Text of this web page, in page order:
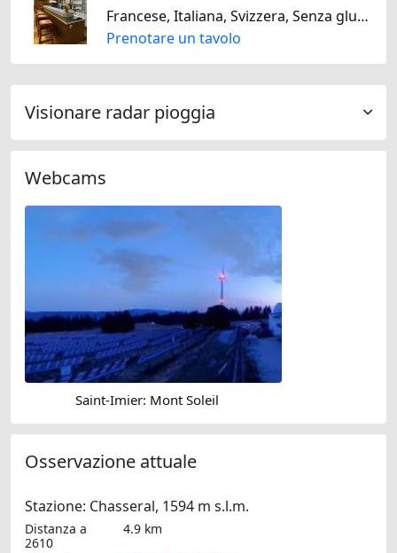
Francese, Italiana, Svizzera, Senza glutine, Senza lattosio
Prenotare un tavolo
Visionare radar pioggia
Webcams
Saint-Imier: Mont Soleil
Osservazione attuale
Stazione: Chasseral, 1594 m s.l.m.
Distanza a
2610
4.9 km